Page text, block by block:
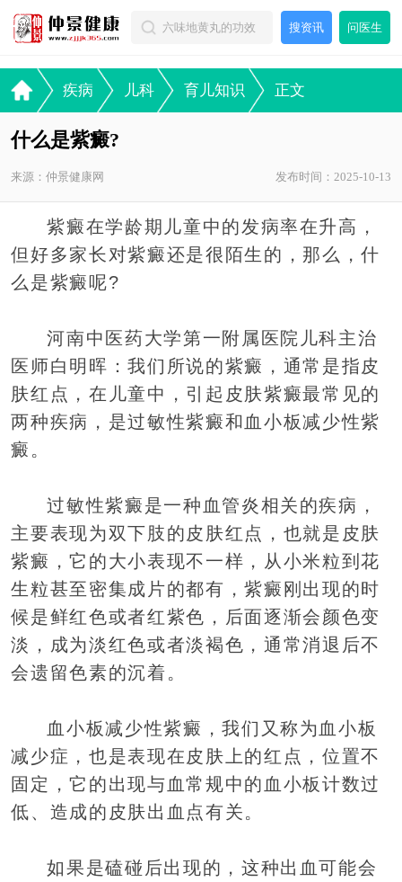
搜资讯 问医生
疾病 儿科 育儿知识 正文
什么是紫癜?
来源：仲景健康网 发布时间：2025-10-13
紫癜在学龄期儿童中的发病率在升高，
但好多家长对紫癜还是很陌生的，那么，什
么是紫癜呢?
河南中医药大学第一附属医院儿科主治
医师白明晖：我们所说的紫癜，通常是指皮
肤红点，在儿童中，引起皮肤紫癜最常见的
两种疾病，是过敏性紫癜和血小板减少性紫
癜。
过敏性紫癜是一种血管炎相关的疾病，
主要表现为双下肢的皮肤红点，也就是皮肤
紫癜，它的大小表现不一样，从小米粒到花
生粒甚至密集成片的都有，紫癜刚出现的时
候是鲜红色或者红紫色，后面逐渐会颜色变
淡，成为淡红色或者淡褐色，通常消退后不
会遗留色素的沉着。
血小板减少性紫癜，我们又称为血小板
减少症，也是表现在皮肤上的红点，位置不
固定，它的出现与血常规中的血小板计数过
低、造成的皮肤出血点有关。
如果是磕碰后出现的，这种出血可能会